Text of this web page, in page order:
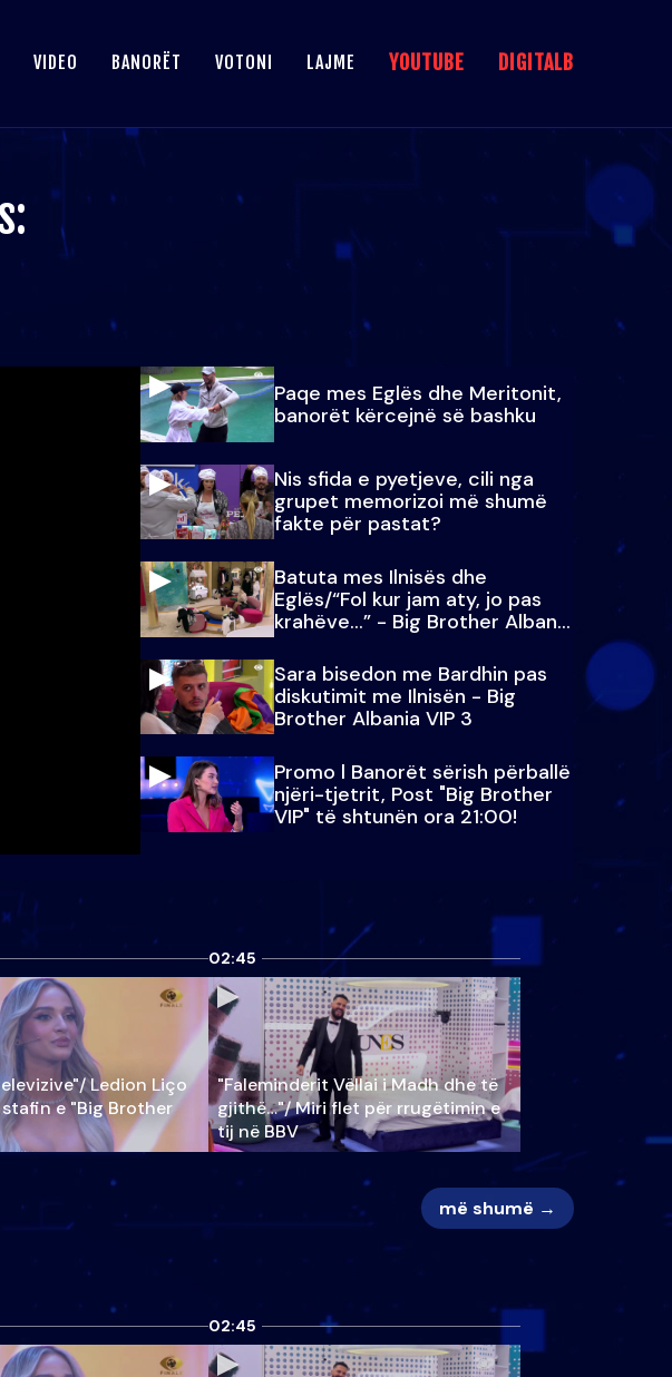
VIDEO BANORËT VOTONI LAJME YOUTUBE DIGITALB
Paqe mes Eglës dhe Meritonit,
banorët kërcejnë së bashku
Nis sfida e pyetjeve, cili nga
grupet memorizoi më shumë
fakte për pastat?
Batuta mes Ilnisës dhe
Eglës/“Fol kur jam aty, jo pas
krahëve…” - Big Brother Albania
VIP 3
Sara bisedon me Bardhin pas
diskutimit me Ilnisën - Big
Brother Albania VIP 3
Promo l Banorët sërish përballë
njëri-tjetrit, Post "Big Brother
VIP" të shtunën ora 21:00!
Ledion Liço
e "Big Brother
02:45
"Faleminderit Vëllai i Madh dhe të
gjithë…"/ Miri flet për rrugëtimin e
tij në BBV
më shumë →
02:45